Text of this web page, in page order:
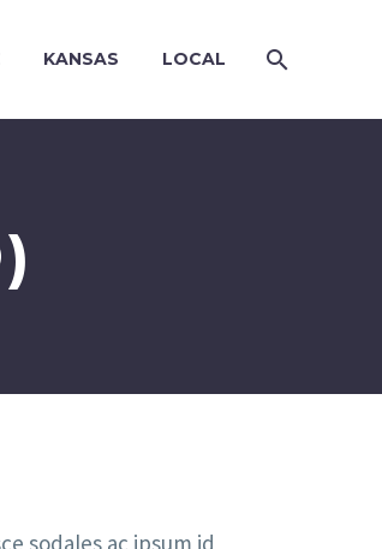
KANSAS LOCAL
sodales ac ipsum id